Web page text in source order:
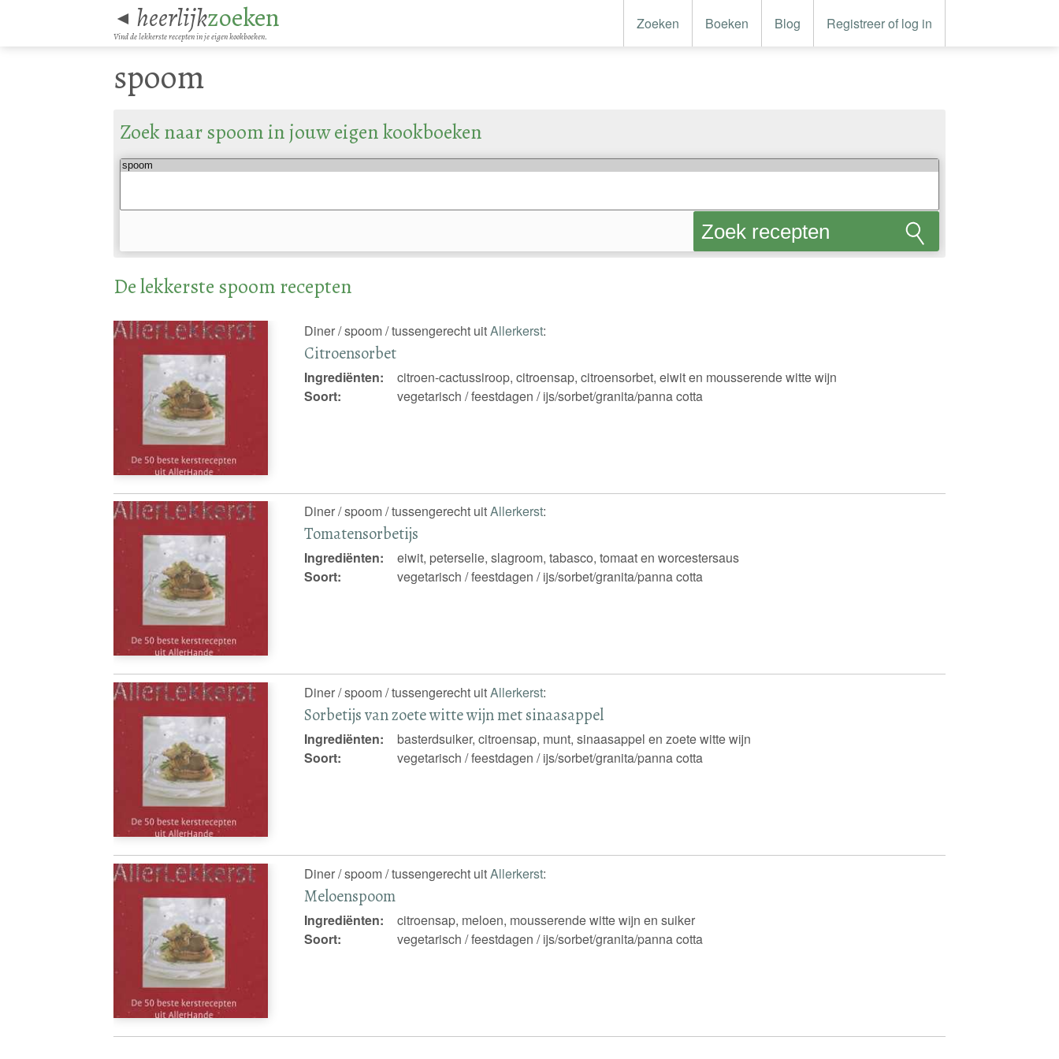
◄ heerlijkzoeken
Vind de lekkerste recepten in je eigen kookboeken.
Zoeken Boeken Blog Registreer of log in
spoom
Zoek naar spoom in jouw eigen kookboeken
Zoek recepten
De lekkerste spoom recepten
Diner / spoom / tussengerecht uitAllerkerst:
Citroensorbet
Ingrediënten:
citroen-cactussiroop, citroensap, citroensorbet, eiwit en mousserende witte wijn
Soort:
vegetarisch / feestdagen / ijs/sorbet/granita/panna cotta
Diner / spoom / tussengerecht uitAllerkerst:
Tomatensorbetijs
Ingrediënten:
eiwit, peterselie, slagroom, tabasco, tomaat en worcestersaus
Soort:
vegetarisch / feestdagen / ijs/sorbet/granita/panna cotta
Diner / spoom / tussengerecht uitAllerkerst:
Sorbetijs van zoete witte wijn met sinaasappel
Ingrediënten:
basterdsuiker, citroensap, munt, sinaasappel en zoete witte wijn
Soort:
vegetarisch / feestdagen / ijs/sorbet/granita/panna cotta
Diner / spoom / tussengerecht uitAllerkerst:
Meloenspoom
Ingrediënten:
citroensap, meloen, mousserende witte wijn en suiker
Soort:
vegetarisch / feestdagen / ijs/sorbet/granita/panna cotta